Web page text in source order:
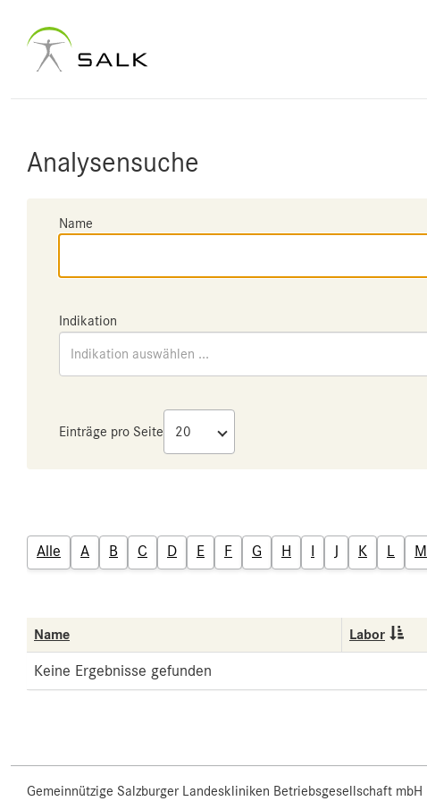
Analysensuche
Name
Indikation
Indikation auswählen ...
Einträge pro Seite
Alle A B C D E F G H I J K L M
Name Labor
Keine Ergebnisse gefunden
Gemeinnützige Salzburger Landeskliniken Betriebsgesellschaft mbH